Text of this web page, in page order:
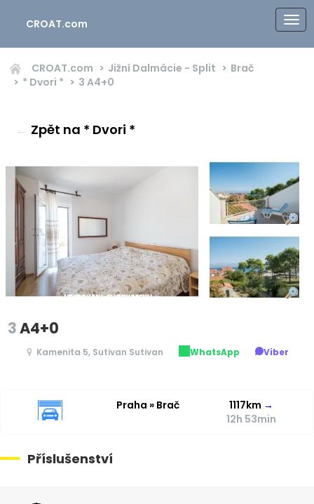
CROAT.com
CROAT.com Jižní Dalmácie - Split
Brač
* Dvori *
3 A4+0
← Zpět na * Dvori *
3A4+0
Kamenita 5, Sutivan Sutivan WhatsApp Viber
Praha » Brač 1117km →
12h 53min
Příslušenství